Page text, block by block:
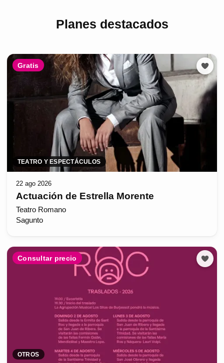
Planes destacados
Gratis
TEATRO Y ESPECTÁCULOS
22 ago 2026
Actuación de Estrella Morente
Teatro Romano
Sagunto
Consultar precio
OTROS